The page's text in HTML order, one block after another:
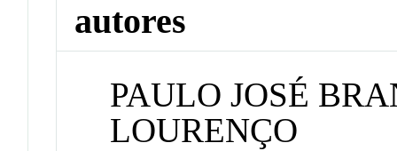
autores
PAULO JOSÉ
LOURENÇO